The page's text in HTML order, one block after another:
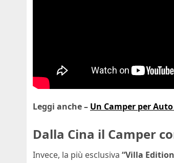
Leggi anche – Un Camper per
Dalla Cina il Camper
Invece, la più esclusiva “Villa